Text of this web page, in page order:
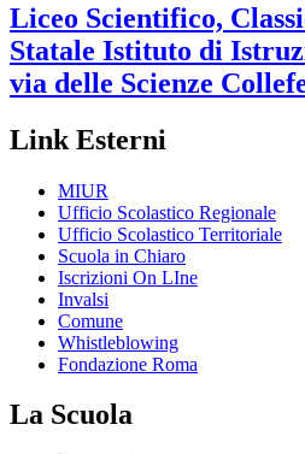
Liceo Scientifico,
Statale Istituto di
via delle Scienze
Link Esterni
MIUR
Ufficio Scolastico Regionale
Ufficio Scolastico Territoriale
Scuola in Chiaro
Iscrizioni On LIne
Invalsi
Comune
Whistleblowing
Fondazione Roma
La Scuola